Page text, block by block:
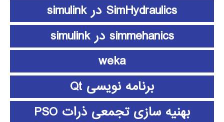
SimHydraulics در simulink
simmehanics در simulink
weka
برنامه نویسی Qt
بهنیه سازی تجمعی ذرات PSO